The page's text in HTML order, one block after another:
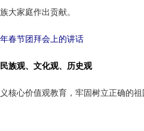
大家庭作出贡献。
春节团拜会上的讲话
族观、文化观、历史观
心价值观教育，牢固树立正确的祖